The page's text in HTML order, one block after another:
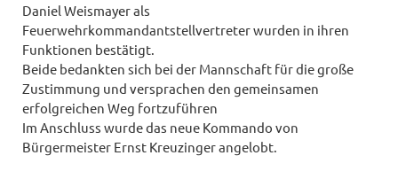
Daniel Weismayer als
Feuerwehrkommandantstellvertreter wurden in ihren
Funktionen bestätigt.
Beide bedankten sich bei der Mannschaft für die große
Zustimmung und versprachen den gemeinsamen
erfolgreichen Weg fortzuführen
Im Anschluss wurde das neue Kommando von
Bürgermeister Ernst Kreuzinger angelobt.